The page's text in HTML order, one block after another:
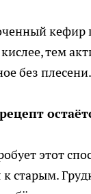
кефир
тем
без плесени.
этот
старым.